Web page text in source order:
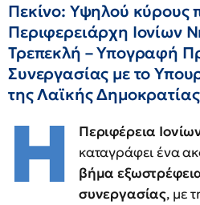
Πεκίνο: Υψηλού κύρους
Περιφερειάρχη Ιονίων
Τρεπεκλή – Υπογραφή
Συνεργασίας με το
της Λαϊκής
Η
Περιφέρεια
καταγράφει ένα
βήμα
συνεργασίας, με